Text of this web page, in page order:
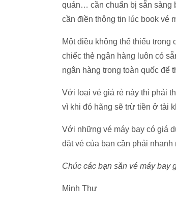
quán… cần chuẩn bị sẵn sàng
cần điền thông tin lúc book vé
Một điều không thể thiếu
chiếc thẻ ngân hàng luôn có
ngân hàng trong toàn quốc để
Với loại vé giá rẻ này thì phải
vì khi đó hãng sẽ trừ tiền ở tài
Với những vé máy bay có giá
đặt vé của bạn cần phải nhanh
Chúc các bạn săn vé máy bay
Minh Thư